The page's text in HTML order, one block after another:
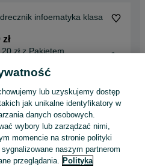
infoematyka klasa
zł z Pakietem
sierpnia 2026
jest chemia 1 podrecznik
zł z Pakietem
lub uzyskujemy dostęp
jak unikalne identyfikatory w
danych osobowych.
wybory lub zarządzać nimi,
momencie na stronie polityki
naszym partnerom
przeglądania. Polityka